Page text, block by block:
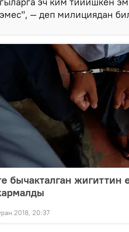
— деп милициядан
бычакталган жигиттин
2018, 20:37